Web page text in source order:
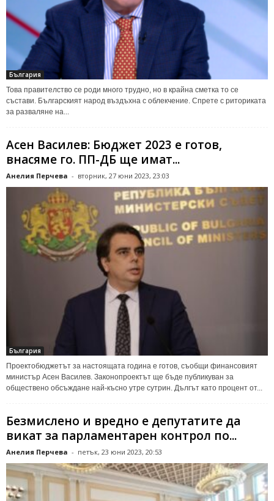
България
Това правителство се роди много трудно, но в крайна сметка то се
състави. Българският народ въздъхна с облекчение. Спрете с риториката
за разваляне на...
Асен Василев: Бюджет 2023 е готов,
внасяме го. ПП-ДБ ще имат...
Анелия Перчева - вторник, 27 юни 2023, 23:03
България
Проектобюджетът за настоящата година е готов, съобщи финансовият
министър Асен Василев. Законопроектът ще бъде публикуван за
обществено обсъждане най-късно утре сутрин. Дългът като процент от...
Безмислено и вредно е депутатите да
викат за парламентарен контрол по...
Анелия Перчева - петък, 23 юни 2023, 20:53